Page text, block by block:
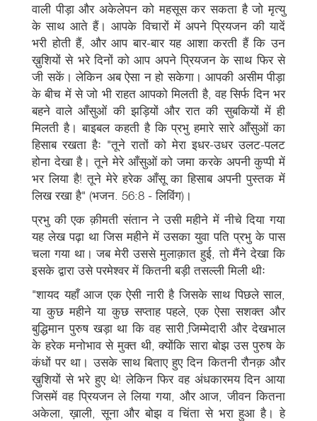
वाली पीड़ा और अकेलेपन को महसूस कर सकता है जो मृत्यु
के साथ आते हैं। आपके विचारों में अपने प्रियजन की यादें
भरी होती हैं, और आप बार-बार यह आशा करती हैं कि उन
ख़ुशियों से भरे दिनों को आप अपने प्रियजन के साथ फिर से
जी सकें। लेकिन अब ऐसा न हो सकेगा। आपकी असीम पीड़ा
के बीच में से जो भी राहत आपको मिलती है, वह सिर्फ दिन भर
बहने वाले आँसुओं की झड़ियों और रात की सुबकियों में ही
मिलती है। बाइबल कहती है कि प्रभु हमारे सारे आँसुओं का
हिसाब रखता हैः "तूने रातों को मेरा इधर-उधर उलट-पलट
होना देखा है। तूने मेरे आँसुओं को जमा करके अपनी कुप्पी में
भर लिया है! तूने मेरे हरेक आँसू का हिसाब अपनी पुस्तक में
लिख रखा है" (भजन. 56:8 - लिविंग)।
प्रभु की एक क़ीमती संतान ने उसी महीने में नीचे दिया गया
यह लेख पढ़ा था जिस महीने में उसका युवा पति प्रभु के पास
चला गया था। जब मेरी उससे मुलाक़ात हुई, तो मैंने देखा कि
इसके द्वारा उसे परमेश्वर में कितनी बड़ी तसल्ली मिली थीः
"शायद यहाँ आज एक ऐसी नारी है जिसके साथ पिछले साल,
या कुछ महीने या कुछ सप्ताह पहले, एक ऐसा सशक्त और
बुद्धिमान पुरुष खड़ा था कि वह सारी जि़म्मेदारी और देखभाल
के हरेक मनोभाव से मुक्त थी, क्योंकि सारा बोझ उस पुरुष के
कंधों पर था। उसके साथ बिताए हुए दिन कितनी रौनक़ और
ख़ुशियों से भरे हुए थे! लेकिन फिर वह अंधकारमय दिन आया
जिसमें वह प्रियजन ले लिया गया, और आज, जीवन कितना
अकेला, ख़ाली, सूना और बोझ व चिंता से भरा हुआ है। हे